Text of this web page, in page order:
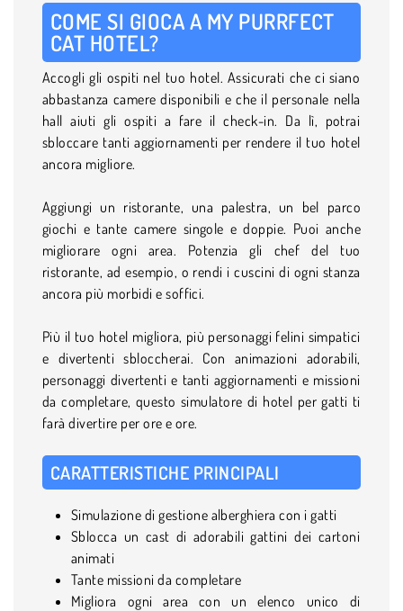
COME SI GIOCA A MY PURRFECT
CAT HOTEL?
Accogli gli ospiti nel tuo hotel. Assicurati che ci siano
abbastanza camere disponibili e che il personale nella
hall aiuti gli ospiti a fare il check-in. Da lì, potrai
sbloccare tanti aggiornamenti per rendere il tuo hotel
ancora migliore.
Aggiungi un ristorante, una palestra, un bel parco
giochi e tante camere singole e doppie. Puoi anche
migliorare ogni area. Potenzia gli chef del tuo
ristorante, ad esempio, o rendi i cuscini di ogni stanza
ancora più morbidi e soffici.
Più il tuo hotel migliora, più personaggi felini simpatici
e divertenti sbloccherai. Con animazioni adorabili,
personaggi divertenti e tanti aggiornamenti e missioni
da completare, questo simulatore di hotel per gatti ti
farà divertire per ore e ore.
CARATTERISTICHE PRINCIPALI
Simulazione di gestione alberghiera con i gatti
Sblocca un cast di adorabili gattini dei cartoni
animati
Tante missioni da completare
Migliora ogni area con un elenco unico di